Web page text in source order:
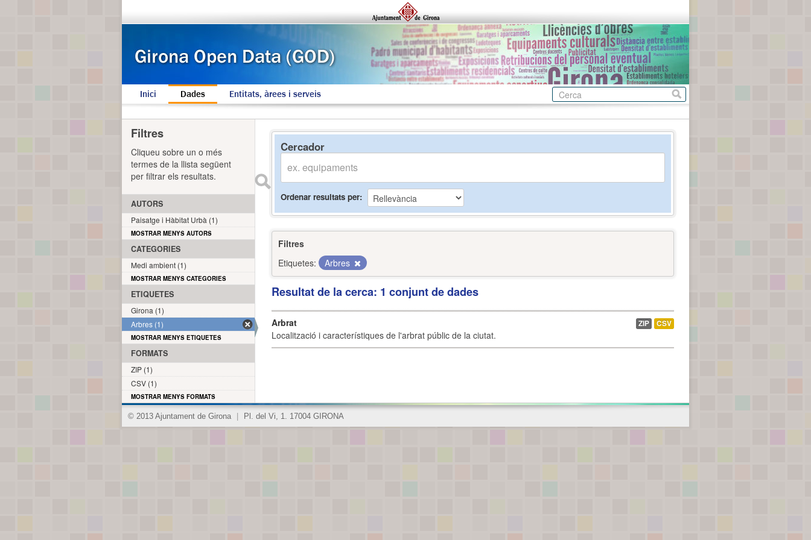
Inici Dades Entitats, àrees i serveis
Cercador
Ordenar resultats per
Filtres
Etiquetes:
Arbres
Resultat de la cerca: 1 conjunt de dades
Arbrat
Localització i característiques de l'arbrat públic de la ciutat.
ZIP CSV
Filtres
Cliqueu sobre un o més
termes de la llista següent
per filtrar els resultats.
AUTORS
Paisatge i Hàbitat Urbà (1)
MOSTRAR MENYS AUTORS
CATEGORIES
Medi ambient (1)
MOSTRAR MENYS CATEGORIES
ETIQUETES
Girona (1)
Arbres (1)
MOSTRAR MENYS ETIQUETES
FORMATS
ZIP (1)
CSV (1)
MOSTRAR MENYS FORMATS
© 2013 Ajuntament de Girona Pl. del Vi, 1. 17004 GIRONA